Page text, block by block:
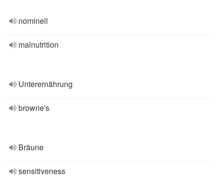
nominell
malnutrition
Unterernährung
browne's
Bräune
sensitiveness